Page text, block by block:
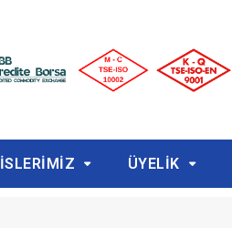
ÜYELİK